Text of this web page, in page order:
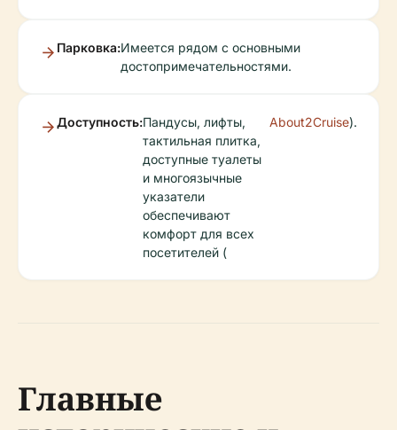
Парковка:Имеется рядом с основными
достопримечательностями.
Доступность:Пандусы, лифты,
тактильная плитка,
доступные туалеты
и многоязычные
указатели
обеспечивают
комфорт для всех
посетителей (
About2Cruise).
Главные